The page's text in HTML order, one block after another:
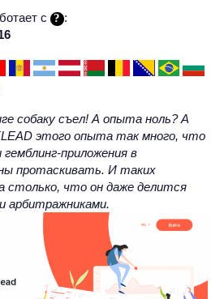
c
:
собаку съел! А опыта ноль? А
этого опыта так много, что
приложения в
протаскивать. И таких
столько, что он даже делится
арбитражниками.